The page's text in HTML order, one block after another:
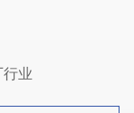
业